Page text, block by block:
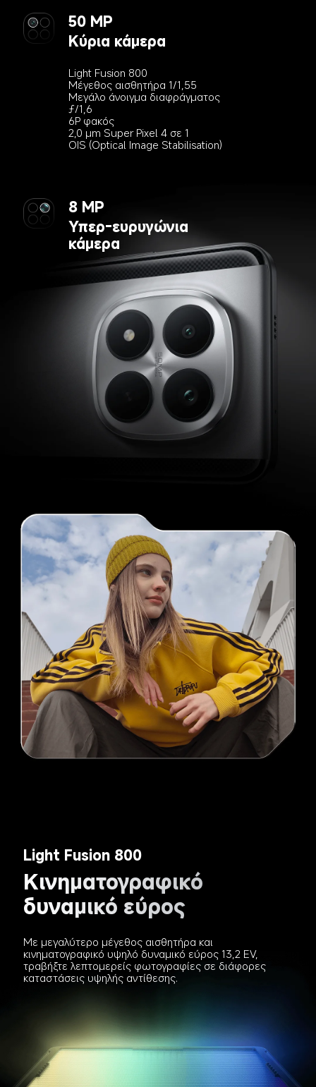
50 MP
Κύρια κάμερα
Light Fusion 800
Μέγεθος αισθητήρα 1/1,55
Μεγάλο άνοιγμα διαφράγματος
ƒ/1,6
6P φακός
2,0 μm Super Pixel 4 σε 1
OIS (Optical Image Stabilisation)
8 MP
Υπερ-ευρυγώνια
κάμερα
Light Fusion 800
Κινηματογραφικό
δυναμικό εύρος
Με μεγαλύτερο μέγεθος αισθητήρα και
κινηματογραφικό υψηλό δυναμικό εύρος 13,2 EV,
τραβήξτε λεπτομερείς φωτογραφίες σε διάφορες
καταστάσεις υψηλής αντίθεσης.